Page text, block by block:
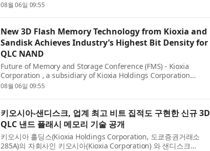
native agentic solution that converts complex core insurance
08월 06일 09:55
New 3D Flash Memory Technology from Kioxia and
Sandisk Achieves Industry’s Highest Bit Density for
QLC NAND
Future of Memory and Storage Conference (FMS) - Kioxia
Corporation , a subsidiary of Kioxia Holdings Corporation
(TOKYO: 285A) and Sandisk Corporation (Nasdaq: SNDK) today
08월 06일 09:55
키오시아-샌디스크, 업계 최고 비트 집적도 구현한 신규 3D
QLC 낸드 플래시 메모리 기술 공개
키오시아 홀딩스(Kioxia Holdings Corporation, 도쿄증권거래소
285A)의 자회사인 키오시아(Kioxia Corporation) 와 샌디스크